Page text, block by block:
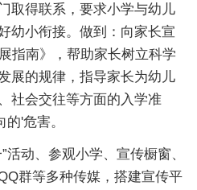
得联系，要求小学与幼儿
幼小衔接。做到：向家长宣
指南》，帮助家长树立科学
展的规律，指导家长为幼儿
社会交往等方面的入学准
'危害。
动、参观小学、宣传橱窗、
群等多种传媒，搭建宣传平